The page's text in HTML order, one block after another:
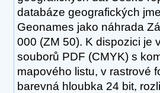
databáze geografických
Geonames jako náhrada
000 (ZM 50). K dispozici je
souborů PDF (CMYK) s
mapového listu, v rastrové
barevná hloubka 24 bit,